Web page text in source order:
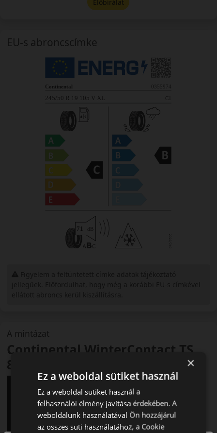
A mintázat
Continental WinterContact TS
870P
Előbírálat
EU-s abroncscímke
×
Ez a weboldal sütiket használ
Ez a weboldal sütiket használ a
felhasználói élmény javítása érdekében. A
weboldalunk használatával Ön hozzájárul
az összes süti használatához, a Cookie